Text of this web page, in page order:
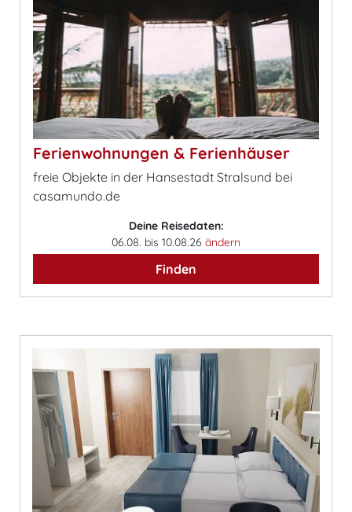
Ferienwohnungen & Ferienhäuser
freie Objekte in der Hansestadt Stralsund bei
casamundo.de
Deine Reisedaten:
06.08. bis 10.08.26 ändern
Finden